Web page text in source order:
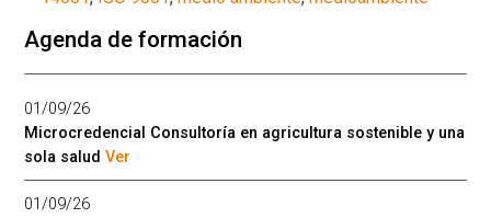
Agenda de formación
01/09/26
Microcredencial Consultoría en agricultura sostenible y una
sola saludVer
01/09/26